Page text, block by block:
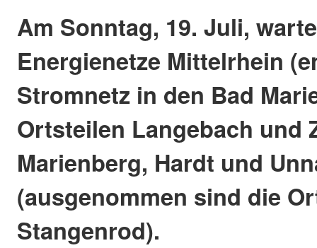
Am Sonntag, 19. Juli,
Energienetze Mittelrhein
Stromnetz in den Bad
Ortsteilen Langebach und
Marienberg, Hardt und
(ausgenommen sind die
Stangenrod).